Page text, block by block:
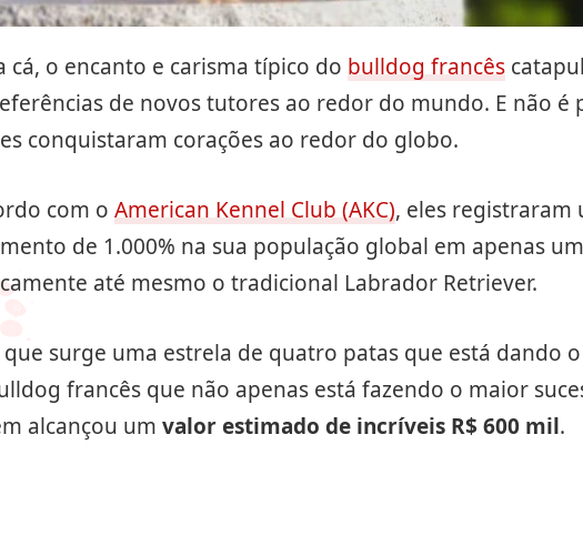
cá, o encanto e carisma típico do bulldog francês
de novos tutores ao redor do mundo. E não é
conquistaram corações ao redor do globo.
com o American Kennel Club (AKC), eles registraram
de 1.000% na sua população global em apenas
até mesmo o tradicional Labrador Retriever.
que surge uma estrela de quatro patas que está dando
francês que não apenas está fazendo o maior
alcançou um valor estimado de incríveis R$ 600 mil.